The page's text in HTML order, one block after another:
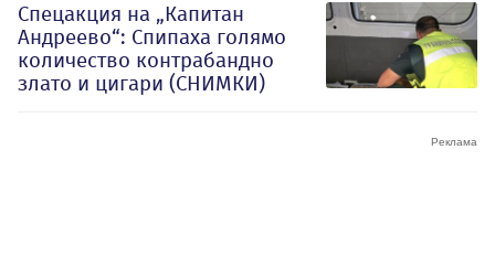
Спецакция на „Капитан
Андреево“: Спипаха голямо
количество контрабандно
злато и цигари (СНИМКИ)